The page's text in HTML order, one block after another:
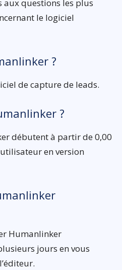
aux questions les plus
le logiciel
?
de capture de leads.
?
débutent à partir de 0,00
en version
Humanlinker
jours en vous